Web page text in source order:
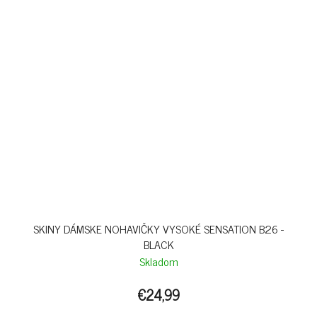
SKINY DÁMSKE NOHAVIČKY VYSOKÉ SENSATION B26 -
BLACK
Skladom
€24,99